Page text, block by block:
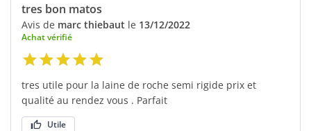
tres bon matos
Avis de marc thiebaut le 13/12/2022
Achat vérifié
tres utile pour la laine de roche semi rigide prix et
qualité au rendez vous . Parfait
Utile